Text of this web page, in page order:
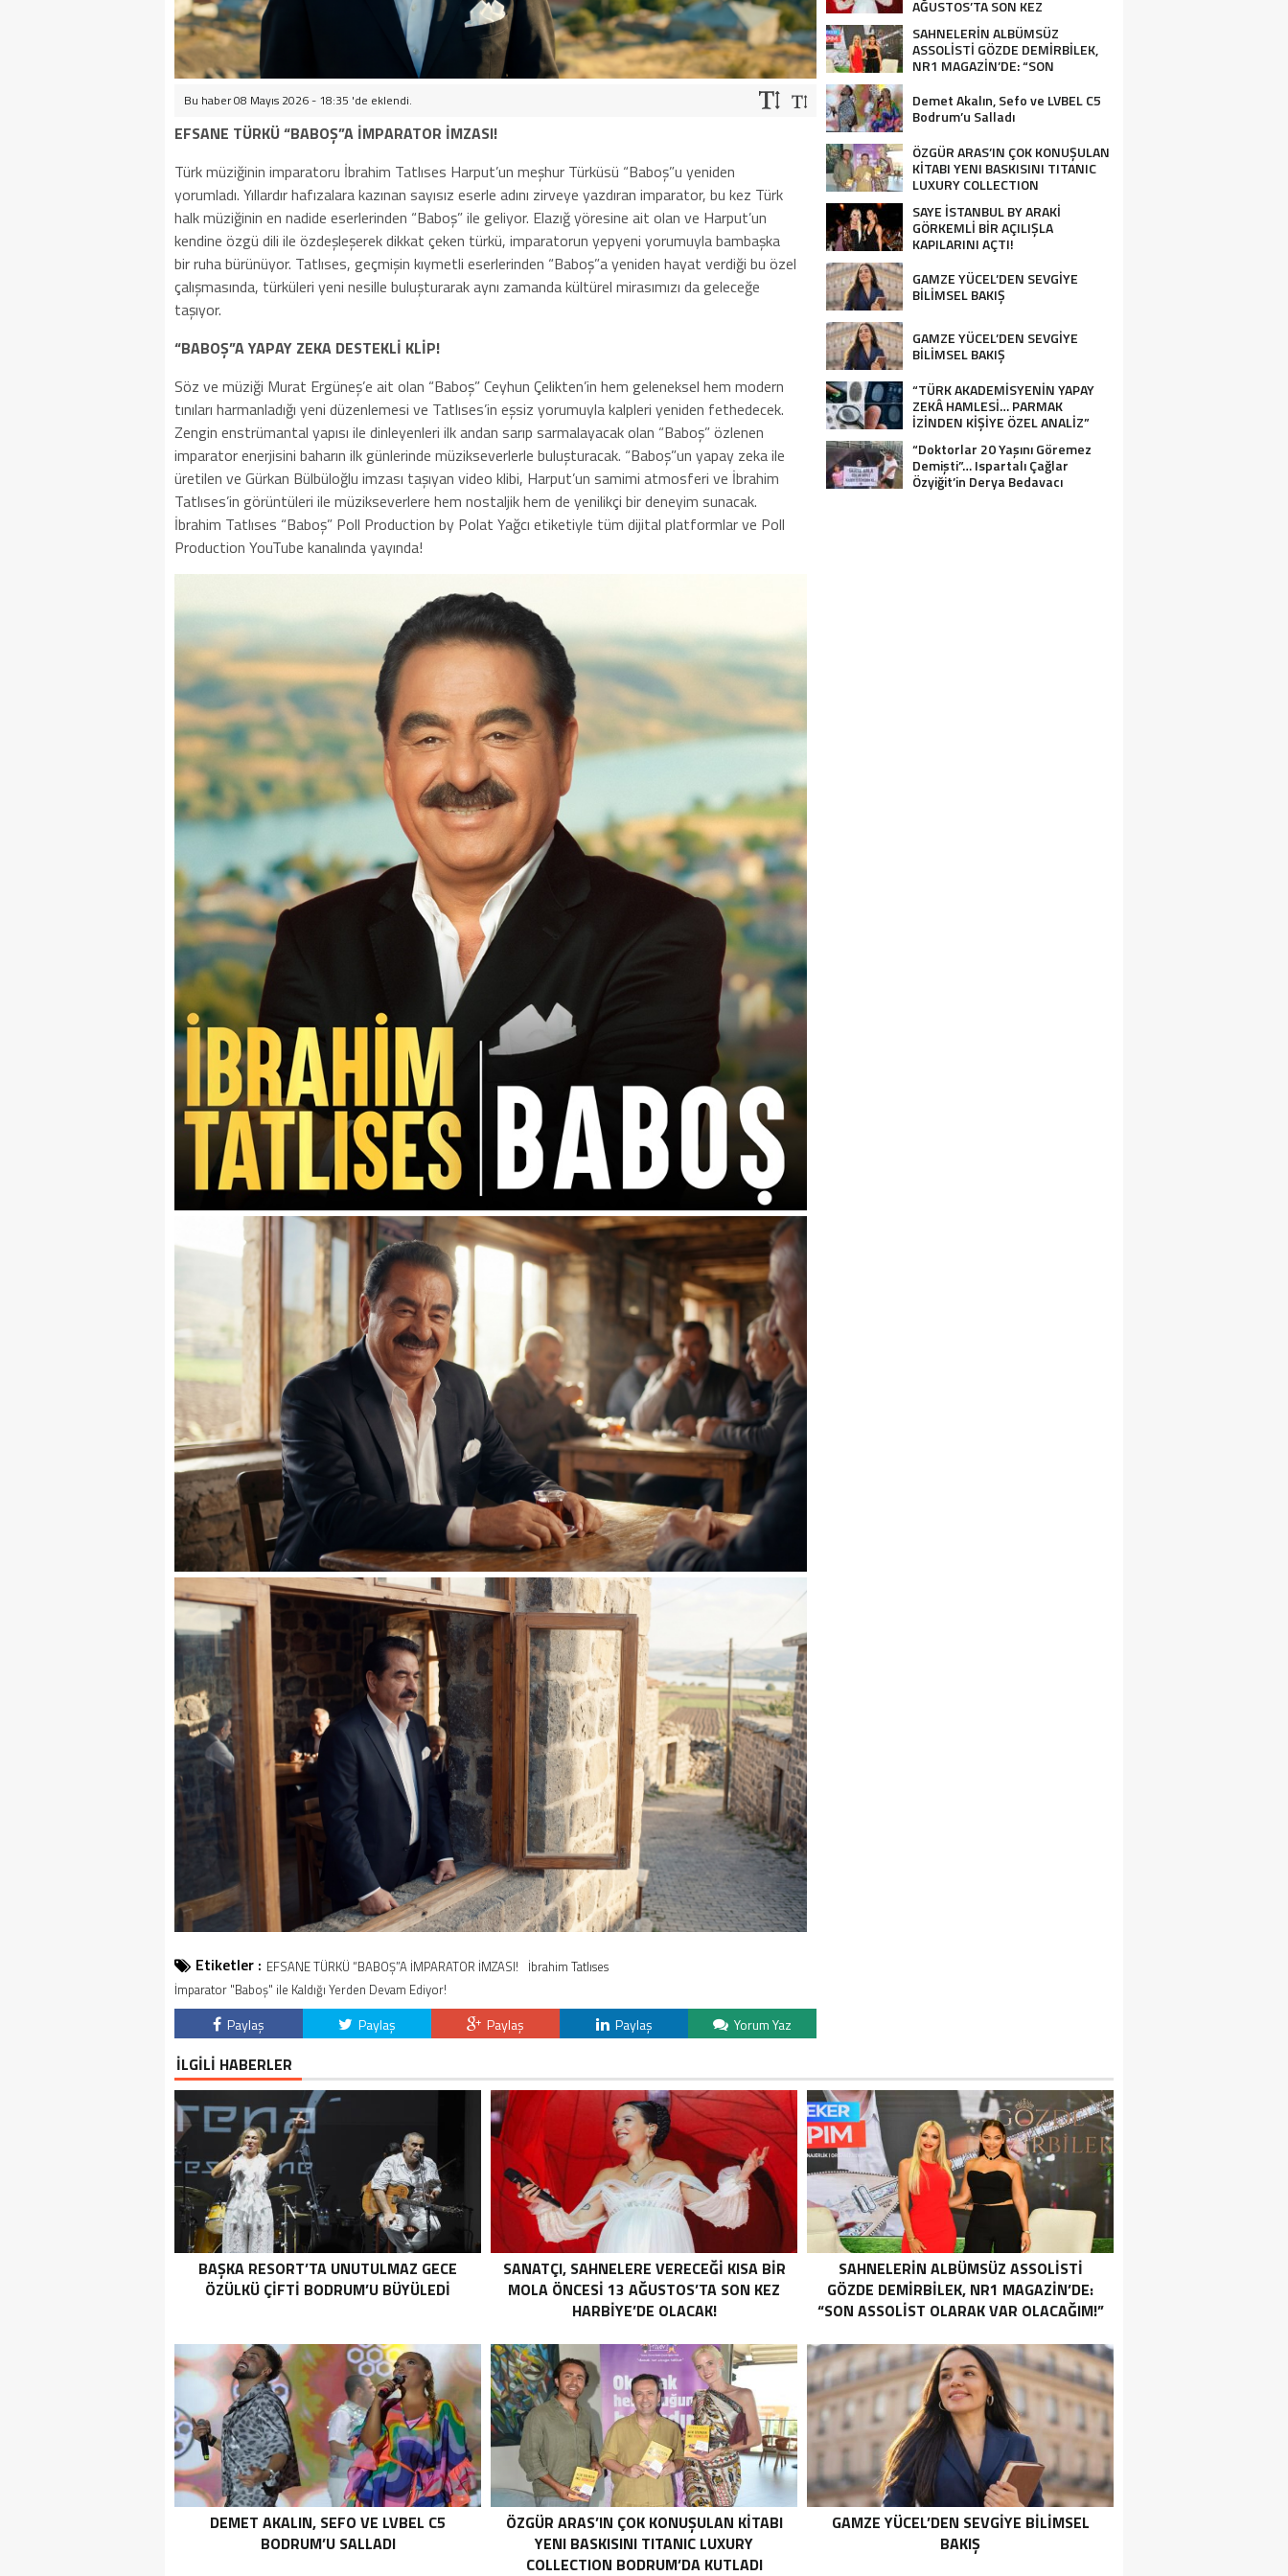
Bu haber 08 Mayıs 2026 - 18:35 'de eklendi.
EFSANE TÜRKÜ “BABOŞ”A İMPARATOR İMZASI!
Türk müziğinin imparatoru İbrahim Tatlıses Harput’un meşhur Türküsü “Baboş”u yeniden
yorumladı. Yıllardır hafızalara kazınan sayısız eserle adını zirveye yazdıran imparator, bu kez Türk
halk müziğinin en nadide eserlerinden “Baboş” ile geliyor. Elazığ yöresine ait olan ve Harput’un
kendine özgü dili ile özdeşleşerek dikkat çeken türkü, imparatorun yepyeni yorumuyla bambaşka
bir ruha bürünüyor. Tatlıses, geçmişin kıymetli eserlerinden “Baboş”a yeniden hayat verdiği bu özel
çalışmasında, türküleri yeni nesille buluşturarak aynı zamanda kültürel mirasımızı da geleceğe
taşıyor.
“BABOŞ”A YAPAY ZEKA DESTEKLİ KLİP!
Söz ve müziği Murat Ergüneş’e ait olan “Baboş” Ceyhun Çelikten’in hem geleneksel hem modern
tınıları harmanladığı yeni düzenlemesi ve Tatlıses’in eşsiz yorumuyla kalpleri yeniden fethedecek.
Zengin enstrümantal yapısı ile dinleyenleri ilk andan sarıp sarmalayacak olan “Baboş” özlenen
imparator enerjisini baharın ilk günlerinde müzikseverlerle buluşturacak. “Baboş”un yapay zeka ile
üretilen ve Gürkan Bülbüloğlu imzası taşıyan video klibi, Harput’un samimi atmosferi ve İbrahim
Tatlıses’in görüntüleri ile müzikseverlere hem nostaljik hem de yenilikçi bir deneyim sunacak.
İbrahim Tatlıses “Baboş” Poll Production by Polat Yağcı etiketiyle tüm dijital platformlar ve Poll
Production YouTube kanalında yayında!
Etiketler : EFSANE TÜRKÜ “BABOŞ”A İMPARATOR İMZASI! İbrahim Tatlıses
İmparator "Baboş" ile Kaldığı Yerden Devam Ediyor!
Paylaş Paylaş Paylaş Paylaş Yorum Yaz
AĞUSTOS’TA SON KEZ
HARBİYE’DE OLACAK!
SAHNELERİN ALBÜMSÜZ
ASSOLİSTİ GÖZDE DEMİRBİLEK,
NR1 MAGAZİN’DE: “SON
OLACAĞIM!”
Demet Akalın, Sefo ve LVBEL C5
Bodrum’u Salladı
ÖZGÜR ARAS’IN ÇOK KONUŞULAN
KİTABI YENI BASKISINI TITANIC
LUXURY COLLECTION
BODRUM’DA KUTLADI
SAYE İSTANBUL BY ARAKİ
GÖRKEMLİ BİR AÇILIŞLA
KAPILARINI AÇTI!
GAMZE YÜCEL’DEN SEVGİYE
BİLİMSEL BAKIŞ
GAMZE YÜCEL’DEN SEVGİYE
BİLİMSEL BAKIŞ
“TÜRK AKADEMİSYENİN YAPAY
ZEKÂ HAMLESİ… PARMAK
İZİNDEN KİŞİYE ÖZEL ANALİZ”
“Doktorlar 20 Yaşını Göremez
Demişti”… Ispartalı Çağlar
Özyiğit’in Derya Bedavacı
İLGİLİ HABERLER
BAŞKA RESORT’TA UNUTULMAZ GECE
ÖZÜLKÜ ÇIFTI BODRUM’U BÜYÜLEDI
SANATÇI, SAHNELERE VERECEĞİ KISA BİR
MOLA ÖNCESİ 13 AĞUSTOS’TA SON KEZ
HARBİYE’DE OLACAK!
SAHNELERİN ALBÜMSÜZ ASSOLİSTİ
GÖZDE DEMİRBİLEK, NR1 MAGAZİN’DE:
“SON ASSOLİST OLARAK VAR OLACAĞIM!”
DEMET AKALIN, SEFO VE LVBEL C5
BODRUM’U SALLADI
ÖZGÜR ARAS’IN ÇOK KONUŞULAN KİTABI
YENI BASKISINI TITANIC LUXURY
COLLECTION BODRUM’DA KUTLADI
GAMZE YÜCEL’DEN SEVGİYE BİLİMSEL
BAKIŞ